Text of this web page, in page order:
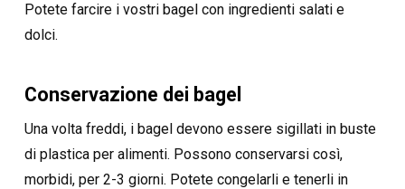
Potete farcire i vostri bagel con ingredienti salati e
dolci.
Conservazione dei bagel
Una volta freddi, i bagel devono essere sigillati in buste
di plastica per alimenti. Possono conservarsi così,
morbidi, per 2-3 giorni. Potete congelarli e tenerli in